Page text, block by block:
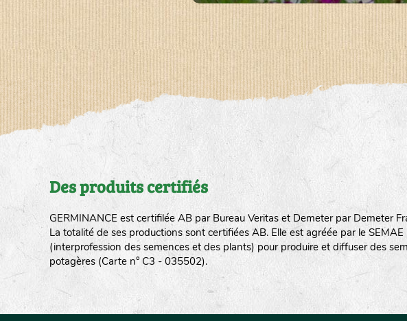
Des produits certifiés
GERMINANCE est certifilée AB par Bureau Veritas et Demeter par Demeter
La totalité de ses productions sont certifiées AB. Elle est agréée par le SEMAE
(interprofession des semences et des plants) pour produire et diffuser des
potagères (Carte n° C3 - 035502).